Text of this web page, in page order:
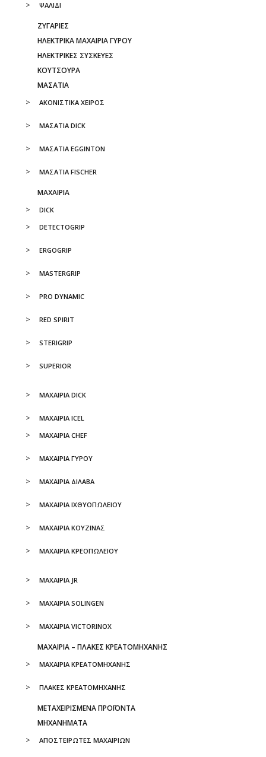
ΨΑΛΙΔΙ
ΖΥΓΑΡΙΕΣ
ΗΛΕΚΤΡΙΚΑ ΜΑΧΑΙΡΙΑ ΓΥΡΟΥ
ΗΛΕΚΤΡΙΚΕΣ ΣΥΣΚΕΥΕΣ
ΚΟΥΤΣΟΥΡΑ
ΜΑΣΑΤΙΑ
ΑΚΟΝΙΣΤΙΚΑ ΧΕΙΡΟΣ
ΜΑΣΑΤΙΑ DICK
ΜΑΣΑΤΙΑ EGGINTON
ΜΑΣΑΤΙΑ FISCHER
ΜΑΧΑΙΡΙΑ
DICK
DETECTOGRIP
ERGOGRIP
MASTERGRIP
PRO DYNAMIC
RED SPIRIT
STERIGRIP
SUPERIOR
ΜΑΧΑΙΡΙΑ DICK
ΜΑΧΑΙΡΙΑ ICEL
ΜΑΧΑΙΡΙΑ CHEF
ΜΑΧΑΙΡΙΑ ΓΥΡΟΥ
ΜΑΧΑΙΡΙΑ ΔΙΛΑΒΑ
ΜΑΧΑΙΡΙΑ ΙΧΘΥΟΠΩΛΕΙΟΥ
ΜΑΧΑΙΡΙΑ ΚΟΥΖΙΝΑΣ
ΜΑΧΑΙΡΙΑ ΚΡΕΟΠΩΛΕΙΟΥ
ΜΑΧΑΙΡΙΑ JR
ΜΑΧΑΙΡΙΑ SOLINGEN
ΜΑΧΑΙΡΙΑ VICTORINOX
ΜΑΧΑΙΡΙΑ – ΠΛΑΚΕΣ ΚΡΕΑΤΟΜΗΧΑΝΗΣ
ΜΑΧΑΙΡΙΑ ΚΡΕΑΤΟΜΗΧΑΝΗΣ
ΠΛΑΚΕΣ ΚΡΕΑΤΟΜΗΧΑΝΗΣ
ΜΕΤΑΧΕΙΡΙΣΜΕΝΑ ΠΡΟΪΟΝΤΑ
ΜΗΧΑΝΗΜΑΤΑ
ΑΠΟΣΤΕΙΡΩΤΕΣ ΜΑΧΑΙΡΙΩΝ